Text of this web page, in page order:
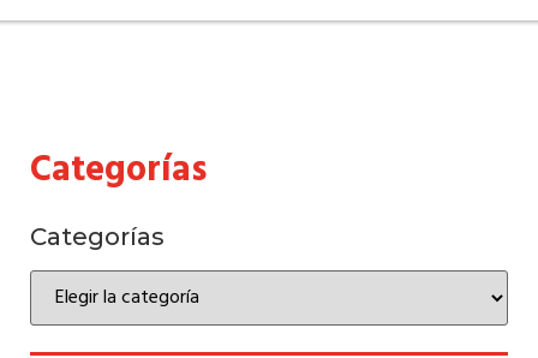
Categorías
Categorías